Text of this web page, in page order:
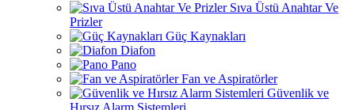
Sıva Üstü Anahtar Ve
Prizler
Güç Kaynakları
Diafon
Pano
Fan ve Aspiratörler
Güvenlik ve
Hırsız Alarm Sistemleri